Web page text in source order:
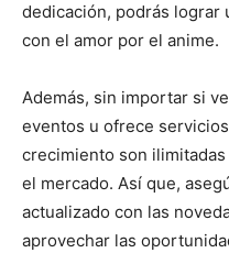
dedicación, podrás lograr
con el amor por el anime.
Además, sin importar si
eventos u ofrece
crecimiento son
el mercado. Así que,
actualizado con las
aprovechar las